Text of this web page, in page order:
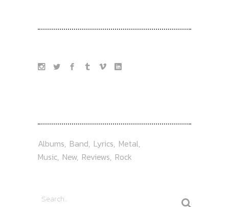
Albums Band Lyrics Metal
Music New Reviews Rock